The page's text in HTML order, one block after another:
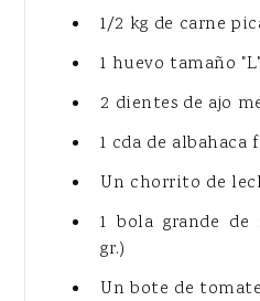
1/2 kg de carne
1 huevo tamaño "L"
2 dientes de ajo
1 cda de albahaca
Un chorrito de
1 bola grande de
gr.)
Un bote de